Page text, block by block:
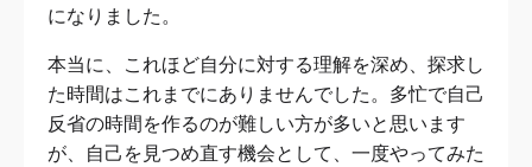
になりました。
本当に、これほど自分に対する理解を深め、探求し
た時間はこれまでにありませんでした。多忙で自己
反省の時間を作るのが難しい方が多いと思います
が、自己を見つめ直す機会として、一度やってみた